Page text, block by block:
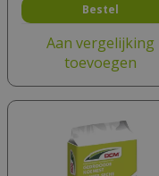
Bestel
Aan vergelijking
toevoegen